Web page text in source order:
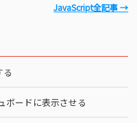
JavaScript全記事 →
る
ボードに表示させる